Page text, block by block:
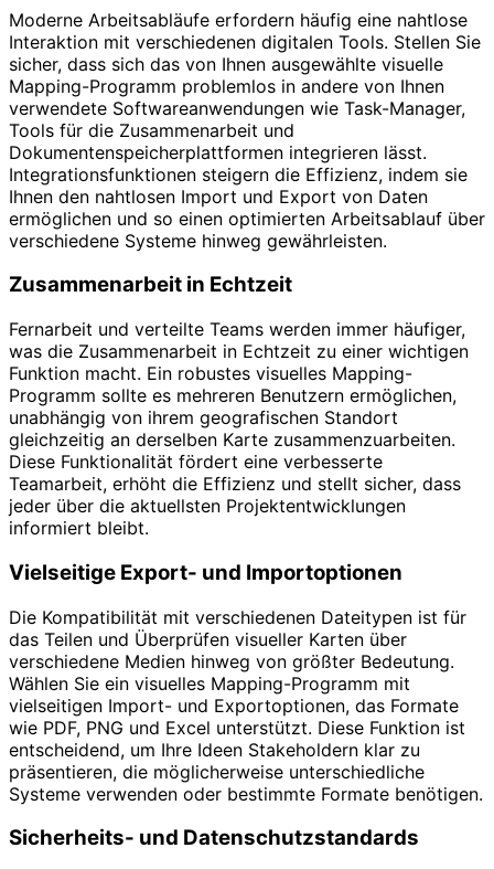
Moderne Arbeitsabläufe erfordern häufig eine nahtlose
Interaktion mit verschiedenen digitalen Tools. Stellen Sie
sicher, dass sich das von Ihnen ausgewählte visuelle
Mapping-Programm problemlos in andere von Ihnen
verwendete Softwareanwendungen wie Task-Manager,
Tools für die Zusammenarbeit und
Dokumentenspeicherplattformen integrieren lässt.
Integrationsfunktionen steigern die Effizienz, indem sie
Ihnen den nahtlosen Import und Export von Daten
ermöglichen und so einen optimierten Arbeitsablauf über
verschiedene Systeme hinweg gewährleisten.
Zusammenarbeit in Echtzeit
Fernarbeit und verteilte Teams werden immer häufiger,
was die Zusammenarbeit in Echtzeit zu einer wichtigen
Funktion macht. Ein robustes visuelles Mapping-
Programm sollte es mehreren Benutzern ermöglichen,
unabhängig von ihrem geografischen Standort
gleichzeitig an derselben Karte zusammenzuarbeiten.
Diese Funktionalität fördert eine verbesserte
Teamarbeit, erhöht die Effizienz und stellt sicher, dass
jeder über die aktuellsten Projektentwicklungen
informiert bleibt.
Vielseitige Export- und Importoptionen
Die Kompatibilität mit verschiedenen Dateitypen ist für
das Teilen und Überprüfen visueller Karten über
verschiedene Medien hinweg von größter Bedeutung.
Wählen Sie ein visuelles Mapping-Programm mit
vielseitigen Import- und Exportoptionen, das Formate
wie PDF, PNG und Excel unterstützt. Diese Funktion ist
entscheidend, um Ihre Ideen Stakeholdern klar zu
präsentieren, die möglicherweise unterschiedliche
Systeme verwenden oder bestimmte Formate benötigen.
Sicherheits- und Datenschutzstandards